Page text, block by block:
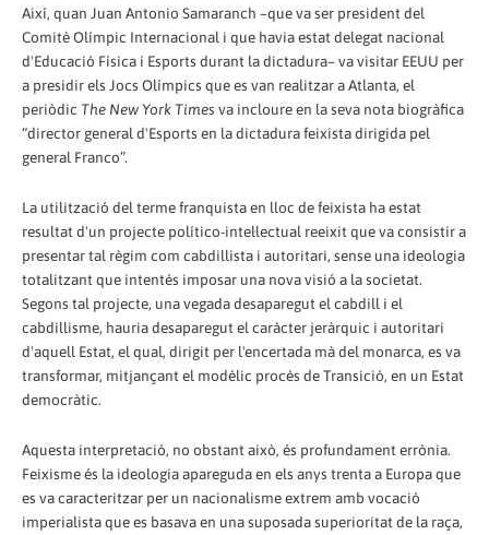
Així, quan Juan Antonio Samaranch –que va ser president del
Comitè Olímpic Internacional i que havia estat delegat nacional
d'Educació Física i Esports durant la dictadura– va visitar EEUU per
a presidir els Jocs Olímpics que es van realitzar a Atlanta, el
periòdic The New York Times va incloure en la seva nota biogràfica
“director general d'Esports en la dictadura feixista dirigida pel
general Franco”.
La utilització del terme franquista en lloc de feixista ha estat
resultat d'un projecte político-intel·lectual reeixit que va consistir a
presentar tal règim com cabdillista i autoritari, sense una ideologia
totalitzant que intentés imposar una nova visió a la societat.
Segons tal projecte, una vegada desaparegut el cabdill i el
cabdillisme, hauria desaparegut el caràcter jeràrquic i autoritari
d'aquell Estat, el qual, dirigit per l'encertada mà del monarca, es va
transformar, mitjançant el modèlic procés de Transició, en un Estat
democràtic.
Aquesta interpretació, no obstant això, és profundament errònia.
Feixisme és la ideologia apareguda en els anys trenta a Europa que
es va caracteritzar per un nacionalisme extrem amb vocació
imperialista que es basava en una suposada superioritat de la raça,